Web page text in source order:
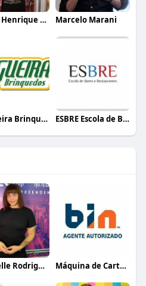
Carlos Henrique de Faria Vasconcelos Marcelo Marani
Nogueira Brinquedos ESBRE Escola de Bares e Restaurantes
Gabrielle Rodrigues Máquina de Cartão BIN